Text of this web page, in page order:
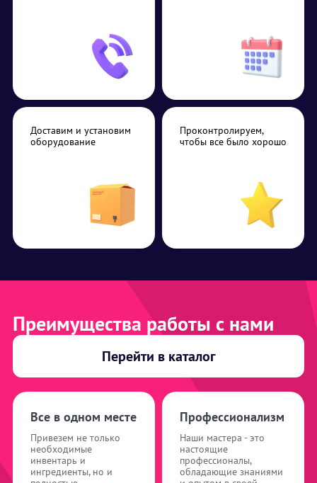
Доставим и установим
оборудование
Проконтролируем,
чтобы все было хорошо
Преимущества работы с нами
Перейти в каталог
Все в одном месте
Привезем не только
необходимые
инвентарь и
ингредиенты, но и
Профессионализм
Наши мастера - это
настоящие
профессионалы,
обладающие знаниями